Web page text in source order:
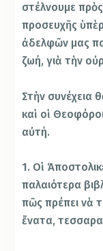
στέλνουμε
προσευχῆς
ἀδελφῶν μας
ζωή, γιὰ τὴν
Στὴν συνέχεια
καὶ οἱ
αὐτή.
1. Οἱ
παλαιότερα
πῶς πρέπει νὰ
ἔνατα,